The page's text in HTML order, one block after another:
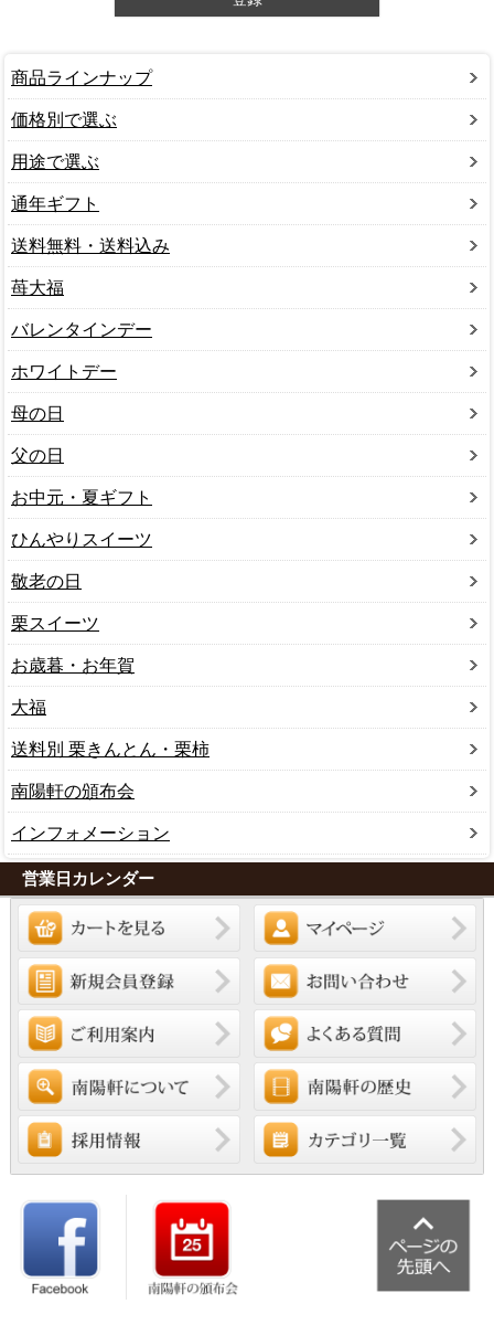
商品ラインナップ
価格別で選ぶ
用途で選ぶ
通年ギフト
送料無料・送料込み
苺大福
バレンタインデー
ホワイトデー
母の日
父の日
お中元・夏ギフト
ひんやりスイーツ
敬老の日
栗スイーツ
お歳暮・お年賀
大福
送料別 栗きんとん・栗柿
南陽軒の頒布会
インフォメーション
営業日カレンダー